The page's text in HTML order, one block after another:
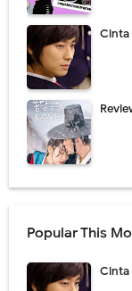
Cinta
Popular This
Cinta